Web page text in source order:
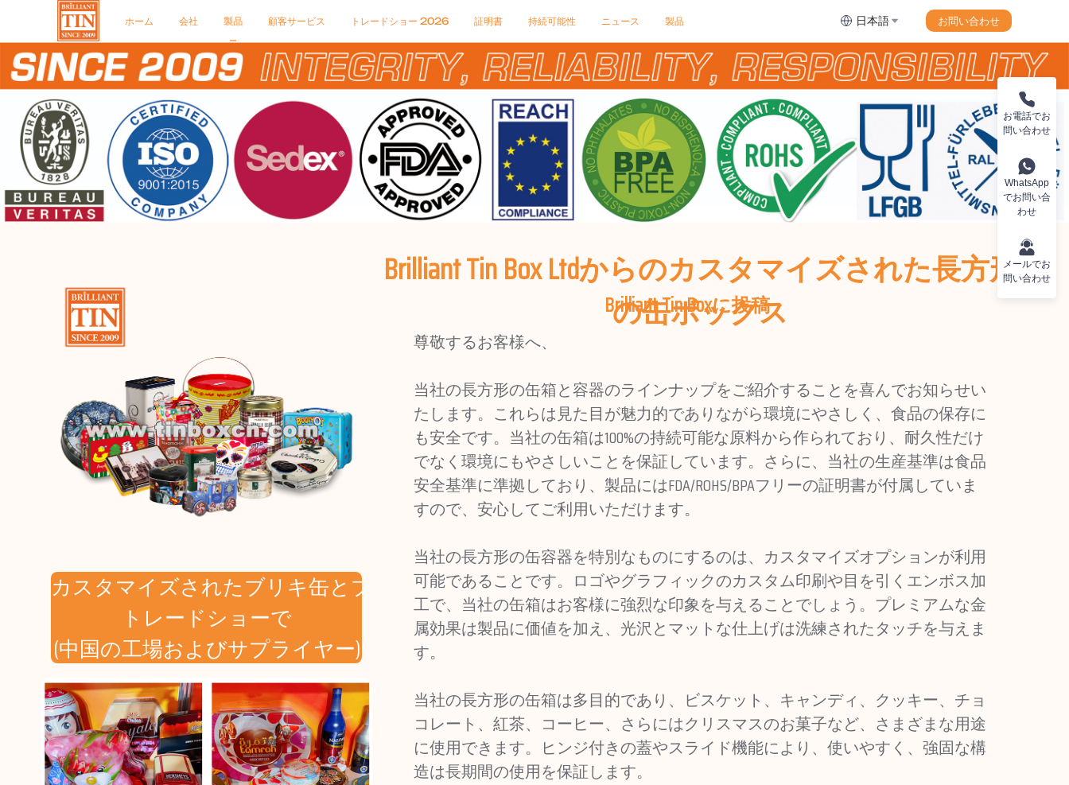
ホーム 会社 製品 顧客サービス トレードショー 2026 証明書 持続可能性 ニュース 製品 日本語 お問い合わせ
Brilliant Tin Box Ltdからのカスタマイズされた長方形
の缶ボックス
Brilliant Tin Boxに投稿
尊敬するお客様へ、
当社の長方形の缶箱と容器のラインナップをご紹介することを喜んでお知らせい
たします。これらは見た目が魅力的でありながら環境にやさしく、食品の保存に
も安全です。当社の缶箱は100%の持続可能な原料から作られており、耐久性だけ
でなく環境にもやさしいことを保証しています。さらに、当社の生産基準は食品
安全基準に準拠しており、製品にはFDA/ROHS/BPAフリーの証明書が付属していま
すので、安心してご利用いただけます。
当社の長方形の缶容器を特別なものにするのは、カスタマイズオプションが利用
可能であることです。ロゴやグラフィックのカスタム印刷や目を引くエンボス加
工で、当社の缶箱はお客様に強烈な印象を与えることでしょう。プレミアムな金
属効果は製品に価値を加え、光沢とマットな仕上げは洗練されたタッチを与えま
す。
当社の長方形の缶箱は多目的であり、ビスケット、キャンディ、クッキー、チョ
コレート、紅茶、コーヒー、さらにはクリスマスのお菓子など、さまざまな用途
に使用できます。ヒンジ付きの蓋やスライド機能により、使いやすく、強固な構
造は長期間の使用を保証します。
カスタマイズされたブリキ缶とブリキ箱
トレードショーで
(中国の工場およびサプライヤー)
お電話でお
問い合わせ
WhatsApp
でお問い合
わせ
メールでお
問い合わせ